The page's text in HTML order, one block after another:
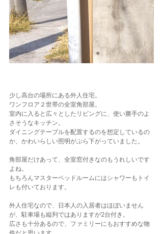
少し高台の場所にある外人住宅。
ワンフロア２世帯の全室角部屋。
室内に入ると広々としたリビングに、使い勝手のよ
さそうなキッチン。
ダイニングテーブルを配置するのを想定しているの
か、かわいらしい照明がぶら下がっていました。
角部屋だけあって、全室窓付きなのもうれしいです
よね。
もちろんマスターベッドルームにはシャワーもトイ
レも付いております。
外人住宅なので、日本人の入居者はほぼいません
が、駐車場も縦列ではありますが2台付き。
広さも十分あるので、ファミリーにもおすすめな物